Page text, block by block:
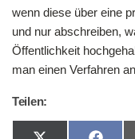
wenn diese über eine
und nur abschreiben,
Öffentlichkeit
man einen Verfahren
Teilen: